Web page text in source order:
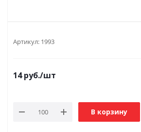
Артикул: 1993
14руб./шт
В корзину